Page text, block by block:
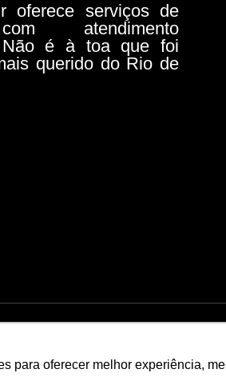
para oferecer melhor experiência,
oferece serviços de
atendimento
Não é à toa que foi
querido do Rio de
reservados | WERNER